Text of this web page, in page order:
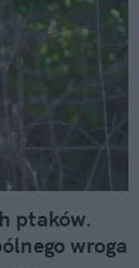
ptaków.
wroga